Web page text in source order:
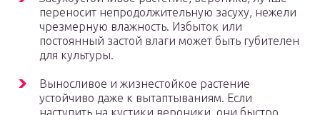
переносит непродолжительную засуху, нежели
чрезмерную влажность. Избыток или
постоянный застой влаги может быть губителен
для культуры.
Выносливое и жизнестойкое растение
устойчиво даже к вытаптываниям. Если
наступить на кустики вероники, они быстро